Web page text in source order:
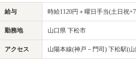
給与 時給1120円＋曜日手当(土日祝
勤務地 山口県 下松市
アクセス 山陽本線(神戸－門司) 下松駅(